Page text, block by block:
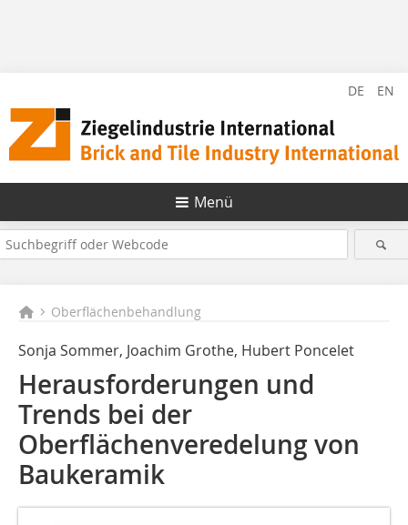
DE EN
Menü
Oberflächenbehandlung
Sonja Sommer, Joachim Grothe, Hubert Poncelet
Herausforderungen und
Trends bei der
Oberflächenveredelung von
Baukeramik